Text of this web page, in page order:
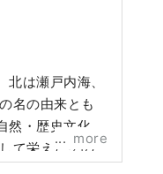
は瀬戸内海、
名の由来とも
・歴史文化・
て栄えたその
more